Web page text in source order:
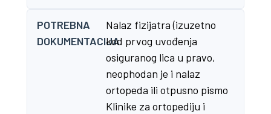
POTREBNA
DOKUMENTACIJA
Nalaz fizijatra (izuzetno
kod prvog uvođenja
osiguranog lica u pravo,
neophodan je i nalaz
ortopeda ili otpusno pismo
Klinike za ortopediju i